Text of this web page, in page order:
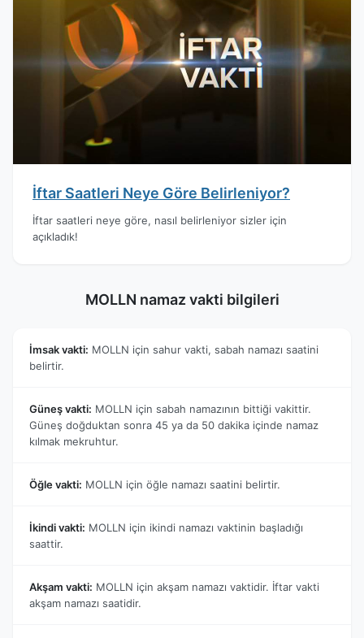
İftar Saatleri Neye Göre Belirleniyor?
İftar saatleri neye göre, nasıl belirleniyor sizler için
açıkladık!
MOLLN namaz vakti bilgileri
İmsak vakti: MOLLN için sahur vakti, sabah namazı saatini
belirtir.
Güneş vakti: MOLLN için sabah namazının bittiği vakittir.
Güneş doğduktan sonra 45 ya da 50 dakika içinde namaz
kılmak mekruhtur.
Öğle vakti: MOLLN için öğle namazı saatini belirtir.
İkindi vakti: MOLLN için ikindi namazı vaktinin başladığı
saattir.
Akşam vakti: MOLLN için akşam namazı vaktidir. İftar vakti
akşam namazı saatidir.